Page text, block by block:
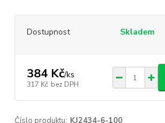
Dostupnost Skladem
384 Kč/ks
317 Kč bez DPH
Číslo produktu: KJ2434-6-100